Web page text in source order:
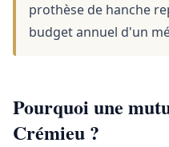
prothèse de hanche
budget annuel d'un
Pourquoi une
Crémieu ?